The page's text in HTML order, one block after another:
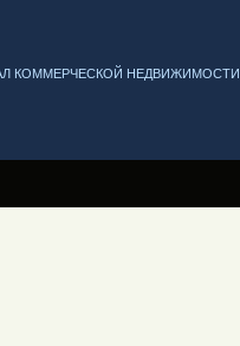
КОММЕРЧЕСКОЙ НЕДВИЖИМОСТИ